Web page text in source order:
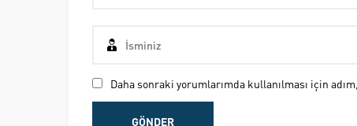
Daha sonraki yorumlarımda kullanılması için